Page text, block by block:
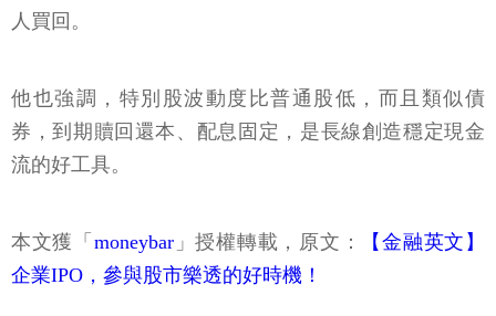
人買回。
他也強調，特別股波動度比普通股低，而且類似債
券，到期贖回還本、配息固定，是長線創造穩定現金
流的好工具。
本文獲「 moneybar」授權轉載，原文：
【金融英文】
企業IPO，參與股市樂透的好時機！